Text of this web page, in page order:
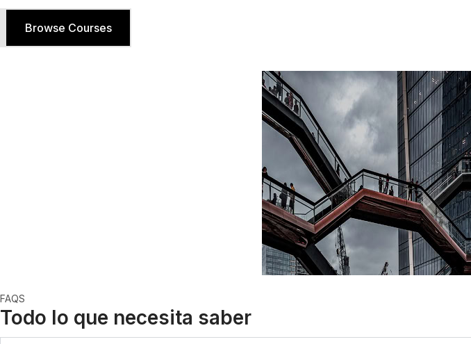
Browse Courses
FAQS
Todo lo que necesita saber